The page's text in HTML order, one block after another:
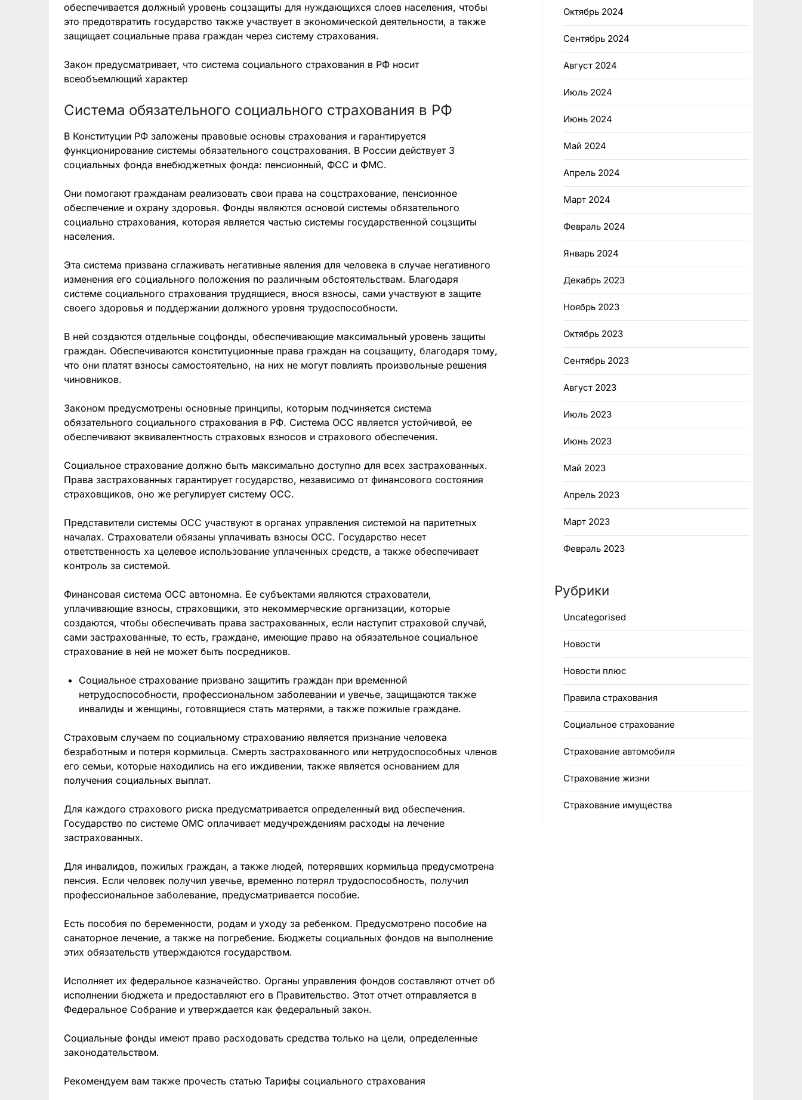
обеспечивается должный уровень соцзащиты для нуждающихся слоев населения, чтобы
это предотвратить государство также участвует в экономической деятельности, а также
защищает социальные права граждан через систему страхования.
Закон предусматривает, что система социального страхования в РФ носит
всеобъемлющий характер
Система обязательного социального страхования в РФ
В Конституции РФ заложены правовые основы страхования и гарантируется
функционирование системы обязательного соцстрахования. В России действует 3
социальных фонда внебюджетных фонда: пенсионный, ФСС и ФМС.
Они помогают гражданам реализовать свои права на соцстрахование, пенсионное
обеспечение и охрану здоровья. Фонды являются основой системы обязательного
социально страхования, которая является частью системы государственной соцзщиты
населения.
Эта система призвана сглаживать негативные явления для человека в случае негативного
изменения его социального положения по различным обстоятельствам. Благодаря
системе социального страхования трудящиеся, внося взносы, сами участвуют в защите
своего здоровья и поддержании должного уровня трудоспособности.
В ней создаются отдельные соцфонды, обеспечивающие максимальный уровень защиты
граждан. Обеспечиваются конституционные права граждан на соцзащиту, благодаря тому,
что они платят взносы самостоятельно, на них не могут повлиять произвольные решения
чиновников.
Законом предусмотрены основные принципы, которым подчиняется система
обязательного социального страхования в РФ. Система ОСС является устойчивой, ее
обеспечивают эквивалентность страховых взносов и страхового обеспечения.
Социальное страхование должно быть максимально доступно для всех застрахованных.
Права застрахованных гарантирует государство, независимо от финансового состояния
страховщиков, оно же регулирует систему ОСС.
Представители системы ОСС участвуют в органах управления системой на паритетных
началах. Страхователи обязаны уплачивать взносы ОСС. Государство несет
ответственность ха целевое использование уплаченных средств, а также обеспечивает
контроль за системой.
Финансовая система ОСС автономна. Ее субъектами являются страхователи,
уплачивающие взносы, страховщики, это некоммерческие организации, которые
создаются, чтобы обеспечивать права застрахованных, если наступит страховой случай,
сами застрахованные, то есть, граждане, имеющие право на обязательное социальное
страхование в ней не может быть посредников.
Социальное страхование призвано защитить граждан при временной
нетрудоспособности, профессиональном заболевании и увечье, защищаются также
инвалиды и женщины, готовящиеся стать матерями, а также пожилые граждане.
Страховым случаем по социальному страхованию является признание человека
безработным и потеря кормильца. Смерть застрахованного или нетрудоспособных членов
его семьи, которые находились на его иждивении, также является основанием для
получения социальных выплат.
Для каждого страхового риска предусматривается определенный вид обеспечения.
Государство по системе ОМС оплачивает медучреждениям расходы на лечение
застрахованных.
Для инвалидов, пожилых граждан, а также людей, потерявших кормильца предусмотрена
пенсия. Если человек получил увечье, временно потерял трудоспособность, получил
профессиональное заболевание, предусматривается пособие.
Есть пособия по беременности, родам и уходу за ребенком. Предусмотрено пособие на
санаторное лечение, а также на погребение. Бюджеты социальных фондов на выполнение
этих обязательств утверждаются государством.
Исполняет их федеральное казначейство. Органы управления фондов составляют отчет об
исполнении бюджета и предоставляют его в Правительство. Этот отчет отправляется в
Федеральное Собрание и утверждается как федеральный закон.
Социальные фонды имеют право расходовать средства только на цели, определенные
законодательством.
Рекомендуем вам также прочесть статью Тарифы социального страхования
Октябрь 2024
Сентябрь 2024
Август 2024
Июль 2024
Июнь 2024
Май 2024
Апрель 2024
Март 2024
Февраль 2024
Январь 2024
Декабрь 2023
Ноябрь 2023
Октябрь 2023
Сентябрь 2023
Август 2023
Июль 2023
Июнь 2023
Май 2023
Апрель 2023
Март 2023
Февраль 2023
Рубрики
Uncategorised
Новости
Новости плюс
Правила страхования
Социальное страхование
Страхование автомобиля
Страхование жизни
Страхование имущества